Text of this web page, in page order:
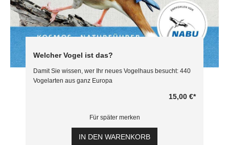
Welcher Vogel ist das?
Damit Sie wissen, wer Ihr neues Vogelhaus besucht: 440
Vogelarten aus ganz Europa
15,00 €*
Für später merken
IN DEN WARENKORB